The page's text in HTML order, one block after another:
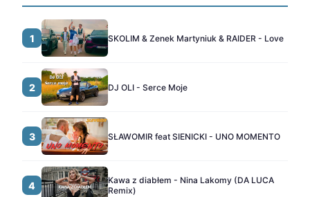
1 SKOLIM & Zenek Martyniuk & RAIDER - Love
2 DJ OLI - Serce Moje
3 SŁAWOMIR feat SIENICKI - UNO MOMENTO
4
Kawa z diabłem - Nina Lakomy (DA LUCA
Remix)